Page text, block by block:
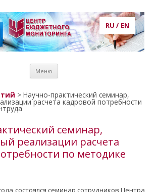
RU / EN
рынок труда, образование, публикации,
Меню
> Научно-практический семинар,
расчета кадровой потребности
семинар,
реализации расчета
по методике
состоялся семинар сотрудников Центра